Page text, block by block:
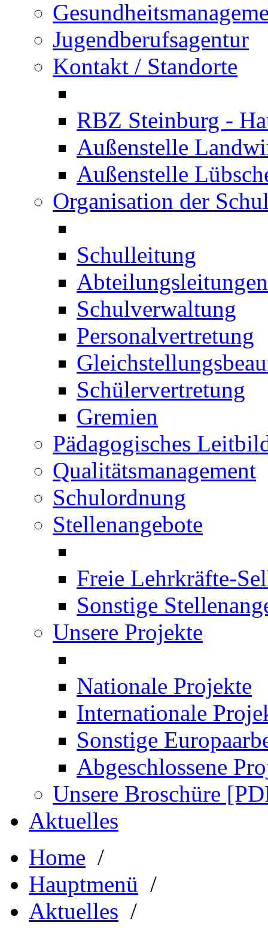
Jugendberufsagentur
Kontakt / Standorte
RBZ Steinburg -
Außenstelle
Außenstelle
Organisation der
Schulleitung
Abteilungsleitungen
Schulverwaltung
Personalvertretung
Schülervertretung
Gremien
Pädagogisches
Qualitätsmanagement
Schulordnung
Stellenangebote
Freie Lehrkräfte-
Sonstige
Unsere Projekte
Nationale Projekte
Internationale
Sonstige
Abgeschlossene
Unsere Broschüre
Aktuelles
Home /
Hauptmenü /
Aktuelles /